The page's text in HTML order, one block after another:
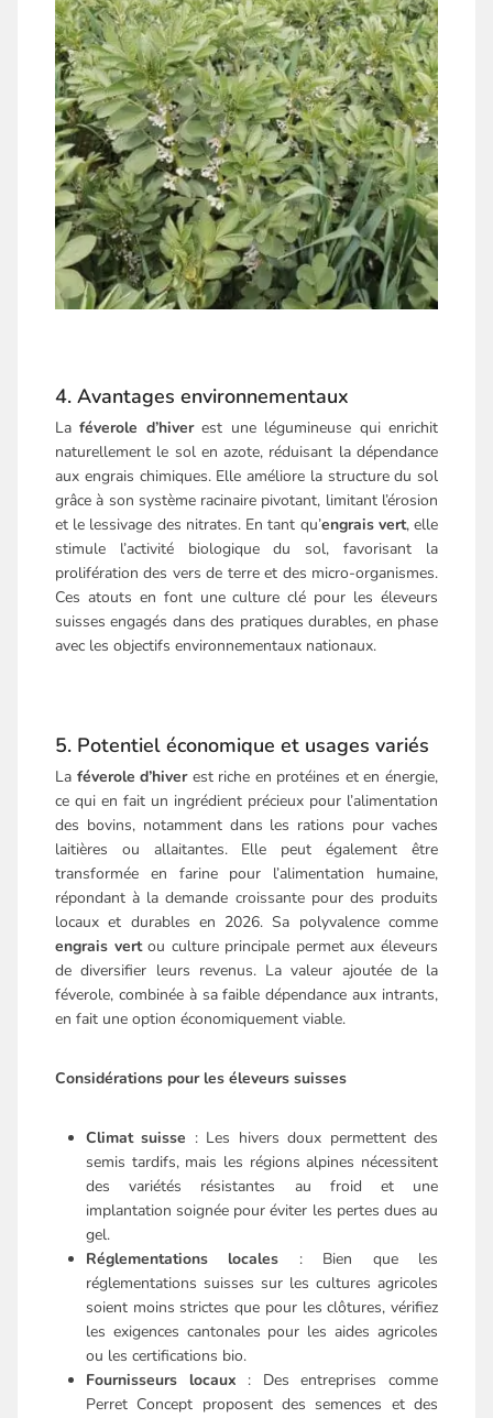
4. Avantages environnementaux
Laféverole d’hiverest une légumineuse qui enrichit
naturellement le sol en azote, réduisant la dépendance
aux engrais chimiques. Elle améliore la structure du sol
grâce à son système racinaire pivotant, limitant l’érosion
et le lessivage des nitrates. En tant qu’engrais vert, elle
stimule l’activité biologique du sol, favorisant la
prolifération des vers de terre et des micro-organismes.
Ces atouts en font une culture clé pour les éleveurs
suisses engagés dans des pratiques durables, en phase
avec les objectifs environnementaux nationaux.
5. Potentiel économique et usages variés
La féverole d’hiverest riche en protéines et en énergie,
ce qui en fait un ingrédient précieux pour l’alimentation
des bovins, notamment dans les rations pour vaches
laitières ou allaitantes. Elle peut également être
transformée en farine pour l’alimentation humaine,
répondant à la demande croissante pour des produits
locaux et durables en 2026. Sa polyvalence comme
engrais vertou culture principale permet aux éleveurs
de diversifier leurs revenus. La valeur ajoutée de la
féverole, combinée à sa faible dépendance aux intrants,
en fait une option économiquement viable.
Considérations pour les éleveurs suisses
Climat suisse : Les hivers doux permettent des
semis tardifs, mais les régions alpines nécessitent
des variétés résistantes au froid et une
implantation soignée pour éviter les pertes dues au
gel.
Réglementations locales : Bien que les
réglementations suisses sur les cultures agricoles
soient moins strictes que pour les clôtures, vérifiez
les exigences cantonales pour les aides agricoles
ou les certifications bio.
Fournisseurs locaux : Des entreprises comme
Perret Concept proposent des semences et des